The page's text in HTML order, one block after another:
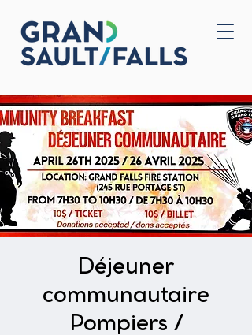
Accueil
Déjeuner
communautaire
Pompiers /